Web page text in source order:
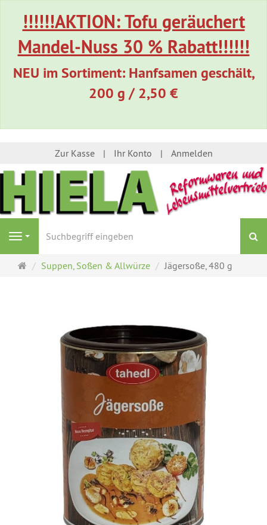
!!!!!!AKTION: Tofu geräuchert
Mandel-Nuss 30 % Rabatt!!!!!!
NEU im Sortiment: Hanfsamen geschält,
200 g / 2,50 €
Zur Kasse Ihr Konto Anmelden
Navigation
Startseite
Suppen, Soßen & Allwürze Jägersoße, 480 g